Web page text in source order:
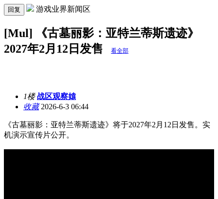
回复 游戏业界新闻区
[Mul] 《古墓丽影：亚特兰蒂斯遗迹》
2027年2月12日发售
看全部
1楼 战区观察媴
收藏2026-6-3 06:44
《古墓丽影：亚特兰蒂斯遗迹》将于2027年2月12日发售。实
机演示宣传片公开。